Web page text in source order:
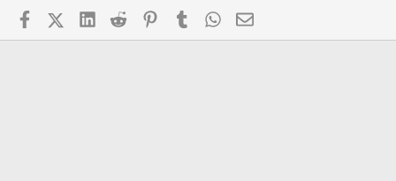
FacebookX (Twitter)
LinkedIn
Reddit PinterestTumblr WhatsApp
E-posta